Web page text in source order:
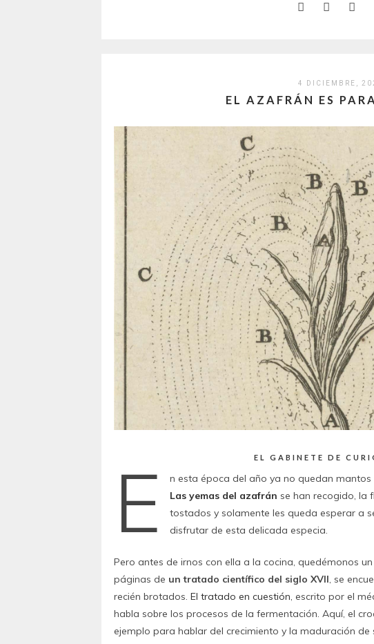
4 DICIEMBRE,
EL AZAFRÁN ES
EL GABINETE DE
E
n esta época del año ya no quedan
Las yemas del azafrán se han recogido, la
tostados y solamente les queda esperar a
disfrutar de esta delicada especia.
Pero antes de irnos con ella a la cocina, quedémonos
páginas de un tratado científico del siglo XVII, se
recién brotados. El tratado en cuestión, escrito por el
habla sobre los procesos de la fermentación. Aquí, el
ejemplo para hablar del crecimiento y la maduración de